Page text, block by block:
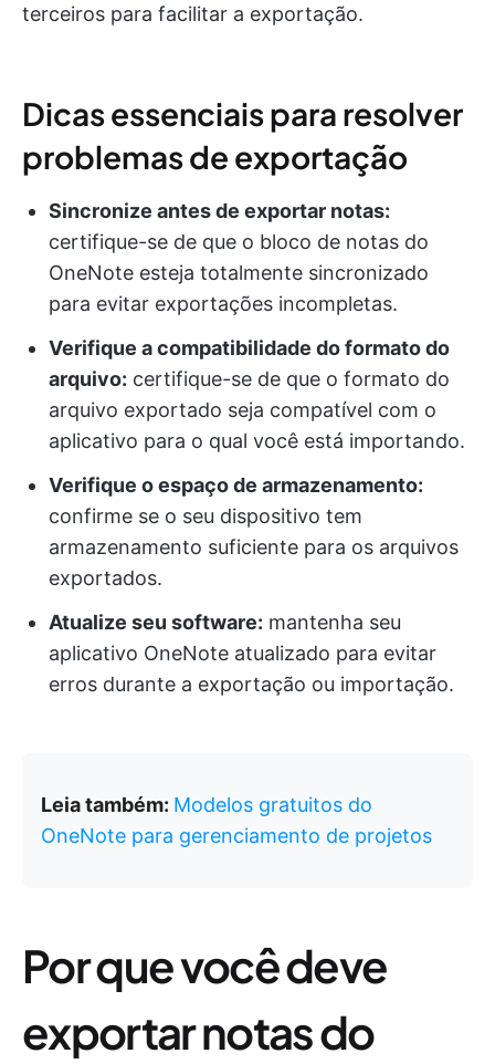
terceiros para facilitar a exportação.
Dicas essenciais para resolver
problemas de exportação
Sincronize antes de exportar notas:
certifique-se de que o bloco de notas do
OneNote esteja totalmente sincronizado
para evitar exportações incompletas.
Verifique a compatibilidade do formato do
arquivo: certifique-se de que o formato do
arquivo exportado seja compatível com o
aplicativo para o qual você está importando.
Verifique o espaço de armazenamento:
confirme se o seu dispositivo tem
armazenamento suficiente para os arquivos
exportados.
Atualize seu software: mantenha seu
aplicativo OneNote atualizado para evitar
erros durante a exportação ou importação.
Leia também: Modelos gratuitos do
OneNote para gerenciamento de projetos
Por que você deve
exportar notas do